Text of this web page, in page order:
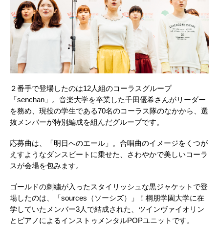
２番手で登場したのは12人組のコーラスグループ
「senchan」。音楽大学を卒業した千田優希さんがリーダー
を務め、現役の学生である70名のコーラス隊のなかから、選
抜メンバーが特別編成を組んだグループです。
応募曲は、「明日へのエール」。合唱曲のイメージをくつが
えすようなダンスビートに乗せた、さわやかで美しいコーラ
スが会場を包みます。
ゴールドの刺繍が入ったスタイリッシュな黒ジャケットで登
場したのは、「sources（ソーシズ）」！桐朋学園大学に在
学していたメンバー3人で結成された、ツインヴァイオリン
とピアノによるインストゥメンタルPOPユニットです。